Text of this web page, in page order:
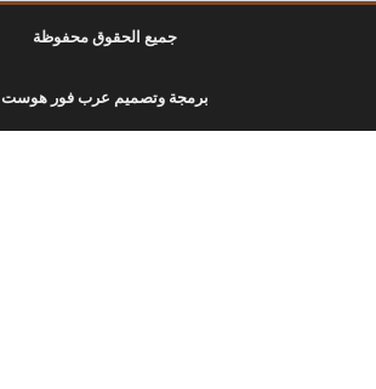
جميع الحقوق محفوظة
برمجة وتصميم عرب فور هوست